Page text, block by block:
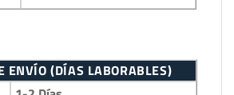
ENVÍO (DÍAS LABORABLES)